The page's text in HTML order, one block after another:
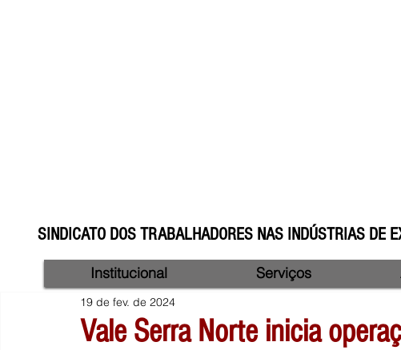
SINDICATO DOS TRABALHADORES NAS INDÚSTRIAS DE
Vale Serra Norte inicia
19 de fev. de 2024
Institucional Serviços